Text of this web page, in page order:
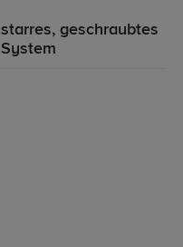
starres, geschraubtes
System